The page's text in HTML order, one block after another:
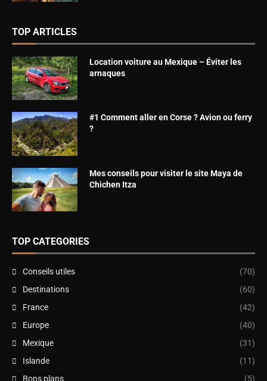
TOP ARTICLES
Location voiture au Mexique – Éviter les
arnaques
#1 Comment aller en Corse ? Avion ou ferry
?
Mes conseils pour visiter le site Maya de
Chichen Itza
TOP CATEGORIES
Conseils utiles
(70)
Destinations
(60)
France
(42)
Europe
(40)
Mexique
(31)
Islande
(11)
Bons plans
(5)